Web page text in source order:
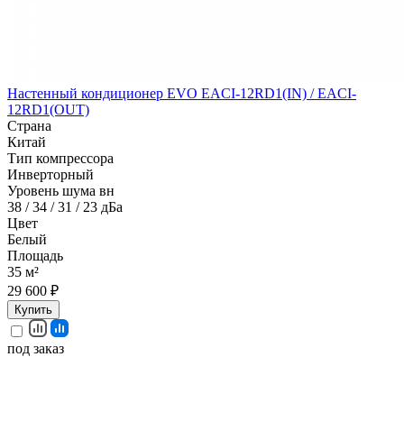
Настенный кондиционер EVO EACI-12RD1(IN) / EACI-
12RD1(OUT)
Страна
Китай
Тип компрессора
Инверторный
Уровень шума вн
38 / 34 / 31 / 23 дБа
Цвет
Белый
Площадь
35 м²
29 600 ₽
Купить
под заказ